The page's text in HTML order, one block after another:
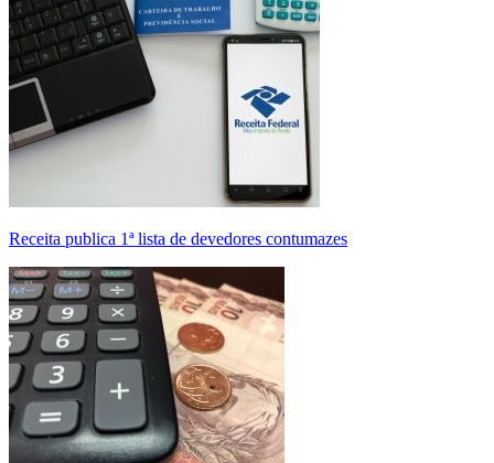
Receita publica 1ª lista de devedores contumazes